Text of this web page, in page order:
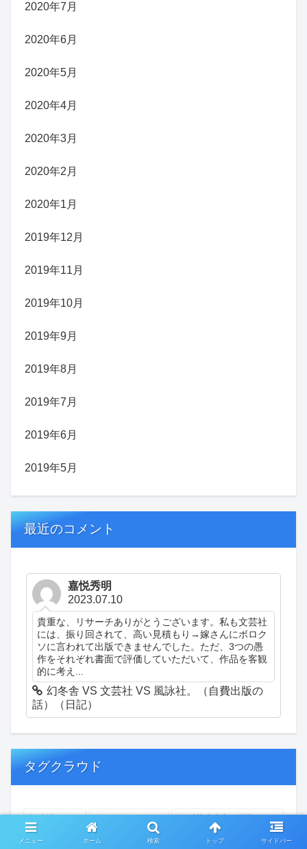
2020年7月
2020年6月
2020年5月
2020年4月
2020年3月
2020年2月
2020年1月
2019年12月
2019年11月
2019年10月
2019年9月
2019年8月
2019年7月
2019年6月
2019年5月
最近のコメント
嘉悦秀明
2023.07.10
貴重な、リサーチありがとうございます。私も文芸社
には、振り回されて、高い見積もり→嫁さんにボロク
ソに言われて出版できませんでした。ただ、3つの愚
作をそれぞれ書面で評価していただいて、作品を客観
的に考え...
幻冬舎 VS 文芸社 VS 風詠社。（自費出版の
話）（日記）
タグクラウド
創作 おぎゃあ 精神病患者の日常
ちょっと頭冷やそうか 一回休み ついカッとなった
メニュー ホーム 検索 トップ サイドバー